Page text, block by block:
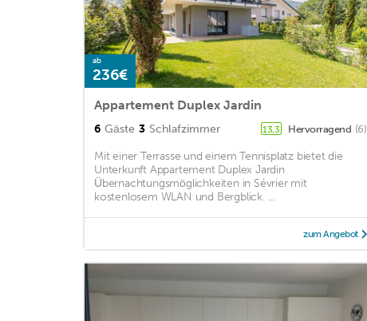
ab
236€
Appartement Duplex Jardin
6 Gäste 3 Schlafzimmer 13,3 Hervorragend (6)
Mit einer Terrasse und einem Tennisplatz bietet die
Unterkunft Appartement Duplex Jardin
Übernachtungsmöglichkeiten in Sévrier mit
kostenlosem WLAN und Bergblick. ...
zum Angebot